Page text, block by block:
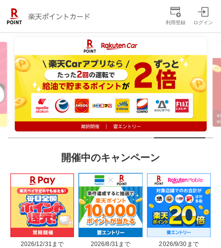
利用登録 ログイン
開催中のキャンペーン
2026/12/31まで
2026/8/31まで
2026/9/30まで